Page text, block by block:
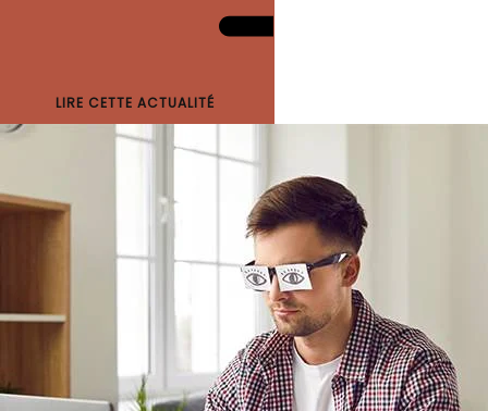
LIRE CETTE ACTUALITÉ